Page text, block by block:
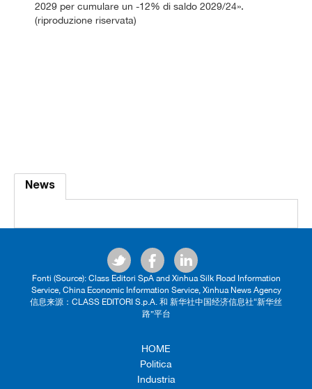
2029 per cumulare un -12% di saldo 2029/24».
(riproduzione riservata)
News
Fonti (Source): Class Editori SpA and Xinhua Silk Road Information
Service, China Economic Information Service, Xinhua News Agency
信息来源：CLASS EDITORI S.p.A. 和 新华社中国经济信息社“新华丝
路”平台
HOME
Politica
Industria